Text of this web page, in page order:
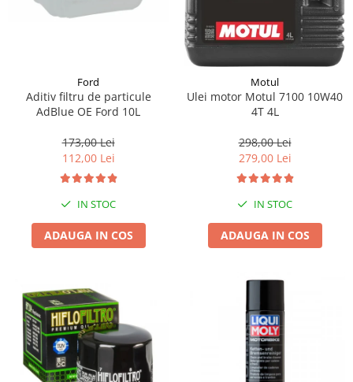
Ford
Aditiv filtru de particule
AdBlue OE Ford 10L
173,00 Lei
112,00 Lei
IN STOC
ADAUGA IN COS
Motul
Ulei motor Motul 7100 10W40
4T 4L
298,00 Lei
279,00 Lei
IN STOC
ADAUGA IN COS